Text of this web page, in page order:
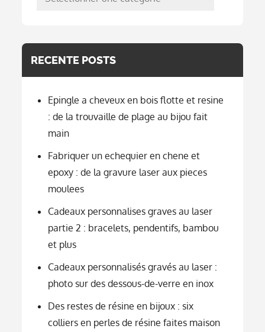
RECENTE POSTS
Epingle a cheveux en bois flotte et resine
: de la trouvaille de plage au bijou fait
main
Fabriquer un echequier en chene et
epoxy : de la gravure laser aux pieces
moulees
Cadeaux personnalises graves au laser
partie 2 : bracelets, pendentifs, bambou
et plus
Cadeaux personnalisés gravés au laser :
photo sur des dessous-de-verre en inox
Des restes de résine en bijoux : six
colliers en perles de résine faites maison